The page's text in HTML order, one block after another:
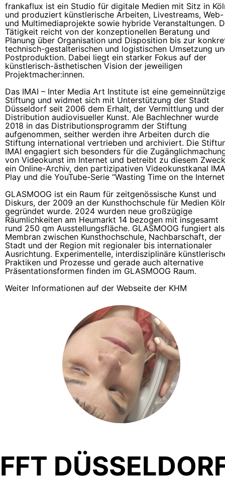
frankaflux ist ein Studio für digitale Medien mit Sitz in
und produziert künstlerische Arbeiten, Livestreams, Web-
und Multimediaprojekte sowie hybride Veranstaltungen.
Tätigkeit reicht von der konzeptionellen Beratung und
Planung über Organisation und Disposition bis zur
technisch-gestalterischen und logistischen Umsetzung
Postproduktion. Dabei liegt ein starker Fokus auf der
künstlerisch-ästhetischen Vision der jeweiligen
Projektmacher:innen.
Das IMAI – Inter Media Art Institute ist eine
Stiftung und widmet sich mit Unterstützung der Stadt
Düsseldorf seit 2006 dem Erhalt, der Vermittlung und der
Distribution audiovisueller Kunst. Ale Bachlechner wurde
2018 in das Distributionsprogramm der Stiftung
aufgenommen, seither werden ihre Arbeiten durch die
Stiftung international vertrieben und archiviert. Die
IMAI engagiert sich besonders für die
von Videokunst im Internet und betreibt zu diesem Zweck
ein Online-Archiv, den partizipativen Videokunstkanal
Play und die YouTube-Serie “Wasting Time on the
GLASMOOG ist ein Raum für zeitgenössische Kunst und
Diskurs, der 2009 an der Kunsthochschule für Medien
gegründet wurde. 2024 wurden neue großzügige
Räumlichkeiten am Heumarkt 14 bezogen mit insgesamt
rund 250 qm Ausstellungsfläche. GLASMOOG fungiert als
Membran zwischen Kunsthochschule, Nachbarschaft, der
Stadt und der Region mit regionaler bis internationaler
Ausrichtung. Experimentelle, interdisziplinäre
Praktiken und Prozesse und gerade auch alternative
Präsentationsformen finden im GLASMOOG Raum.
Weiter Informationen auf der Webseite der KHM
FFT